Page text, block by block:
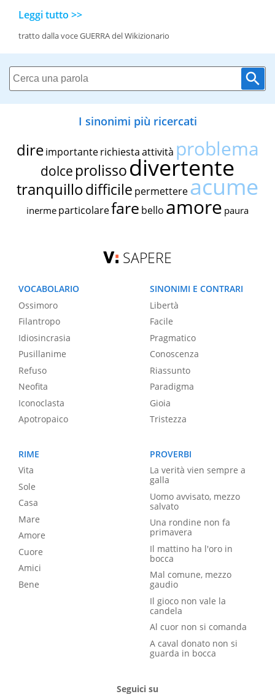
Leggi tutto >>
tratto dalla voce GUERRA del Wikizionario
I sinonimi più ricercati
dire importante richiestaattività problema
dolce prolissodivertente
tranquillodifficile permettereacume
inerme particolarefare bello amore paura
SAPERE
VOCABOLARIO
Ossimoro
Filantropo
Idiosincrasia
Pusillanime
Refuso
Neofita
Iconoclasta
Apotropaico
SINONIMI E CONTRARI
Libertà
Facile
Pragmatico
Conoscenza
Riassunto
Paradigma
Gioia
Tristezza
RIME
Vita
Sole
Casa
Mare
Amore
Cuore
Amici
Bene
PROVERBI
La verità vien sempre a
galla
Uomo avvisato, mezzo
salvato
Una rondine non fa
primavera
Il mattino ha l'oro in
bocca
Mal comune, mezzo
gaudio
Il gioco non vale la
candela
Al cuor non si comanda
A caval donato non si
guarda in bocca
Seguici su